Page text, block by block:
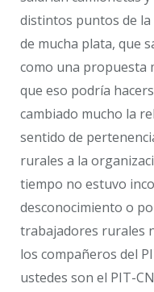
distintos puntos de la
de mucha plata, que
como una propuesta
que eso podría
cambiado mucho la
sentido de
rurales a la
tiempo no estuvo
desconocimiento o
trabajadores rurales
los compañeros del
ustedes son el PIT-